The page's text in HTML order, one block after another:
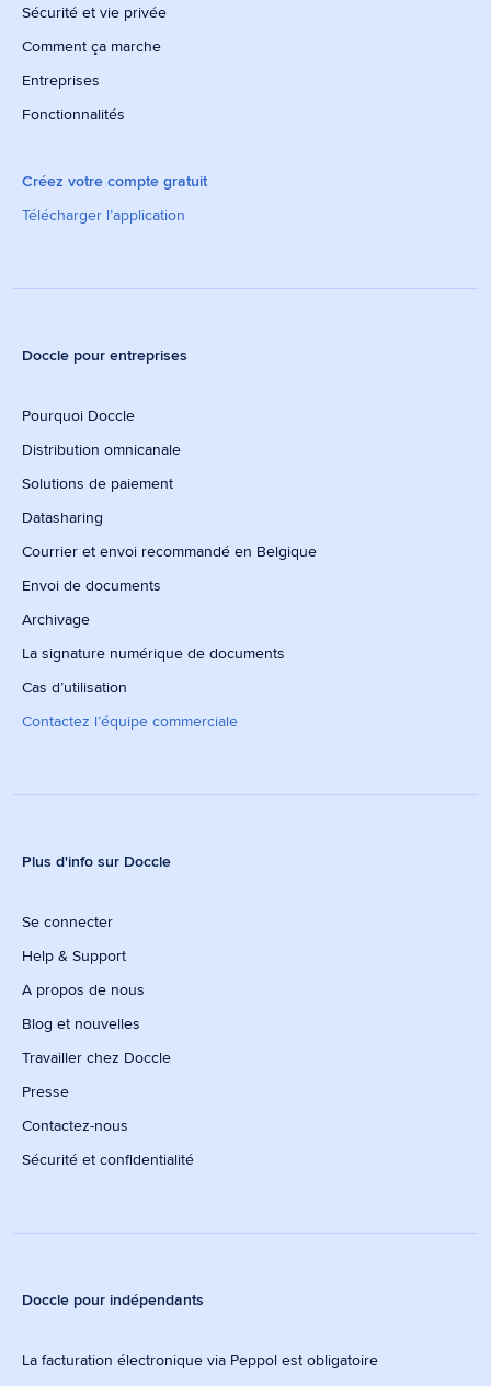
Sécurité et vie privée
Comment ça marche
Entreprises
Fonctionnalités
Créez votre compte gratuit
Télécharger l’application
Doccle pour entreprises
Pourquoi Doccle
Distribution omnicanale
Solutions de paiement
Datasharing
Courrier et envoi recommandé en Belgique
Envoi de documents
Archivage
La signature numérique de documents
Cas d’utilisation
Contactez l’équipe commerciale
Plus d'info sur Doccle
Se connecter
Help & Support
A propos de nous
Blog et nouvelles
Travailler chez Doccle
Presse
Contactez-nous
Sécurité et confidentialité
Doccle pour indépendants
La facturation électronique via Peppol est obligatoire